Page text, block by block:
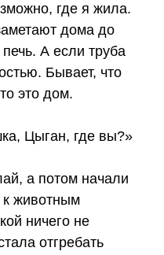
где я жила.
дома до
А если труба
Бывает, что
это дом.
Цыган, где вы?»
а потом начали
к животным
ничего не
отгребать